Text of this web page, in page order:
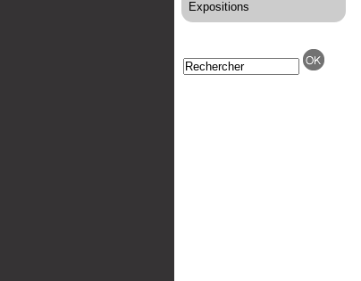
Expositions